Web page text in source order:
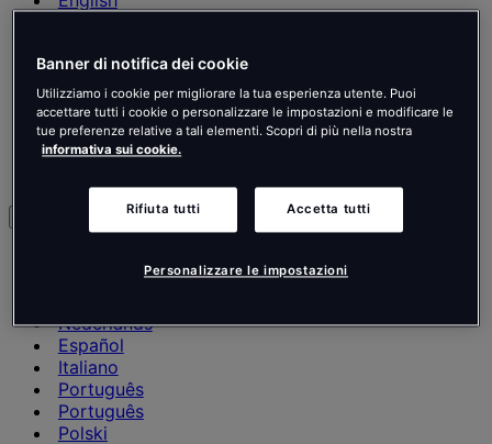
Nederlands
Español
Italiano
Português
Português
Nederlands
Español
Italiano
Português
Português
Polski
Banner di notifica dei cookie
Utilizziamo i cookie per migliorare la tua esperienza utente. Puoi
accettare tutti i cookie o personalizzare le impostazioni e modificare le
tue preferenze relative a tali elementi. Scopri di più nella nostra
informativa sui cookie.
Rifiuta tutti Accetta tutti
Personalizzare le impostazioni